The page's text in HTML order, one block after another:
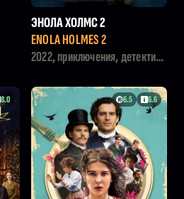
ЭНОЛА ХОЛМС 2
ENOLA HOLMES 2
2022, приключения, детектив,
8.0 6.5 6.6